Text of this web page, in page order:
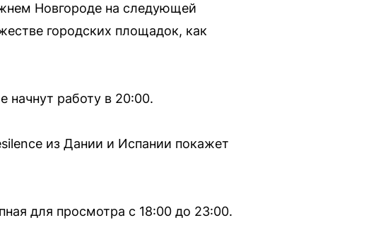
Новгороде на следующей
городских площадок, как
начнут работу в 20:00.
из Дании и Испании покажет
для просмотра с 18:00 до 23:00.